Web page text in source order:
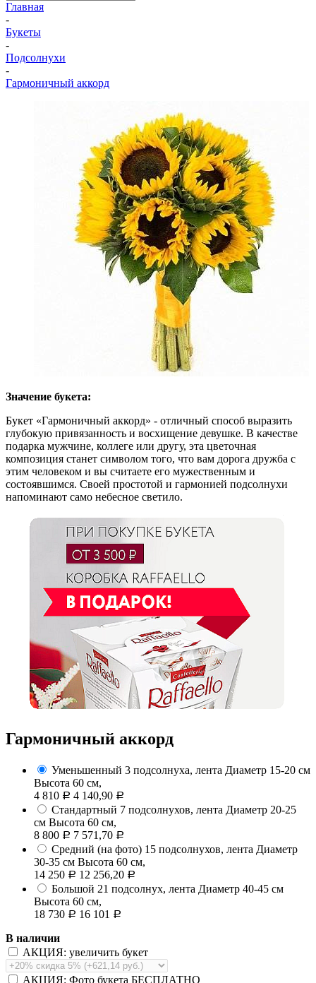
Главная
-
Букеты
-
Подсолнухи
-
Гармоничный аккорд
Значение букета:
Букет «Гармоничный аккорд» - отличный способ выразить
глубокую привязанность и восхищение девушке. В качестве
подарка мужчине, коллеге или другу, эта цветочная
композиция станет символом того, что вам дорога дружба с
этим человеком и вы считаете его мужественным и
состоявшимся. Своей простотой и гармонией подсолнухи
напоминают само небесное светило.
Гармоничный аккорд
Уменьшенный 3 подсолнуха, лента Диаметр 15-20 см
Высота 60 см,
4 810 Р 4 140,90 Р
Стандартный 7 подсолнухов, лента Диаметр 20-25
см Высота 60 см,
8 800 Р 7 571,70 Р
Средний (на фото) 15 подсолнухов, лента Диаметр
30-35 см Высота 60 см,
14 250 Р 12 256,20 Р
Большой 21 подсолнух, лента Диаметр 40-45 см
Высота 60 см,
18 730 Р 16 101 Р
В наличии
АКЦИЯ: увеличить букет
АКЦИЯ: Фото букета БЕСПЛАТНО